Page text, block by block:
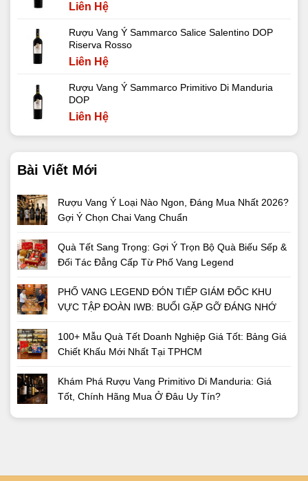
Liên Hệ
Rượu Vang Ý Sammarco Salice Salentino DOP
Riserva Rosso
Liên Hệ
Rượu Vang Ý Sammarco Primitivo Di Manduria
DOP
Liên Hệ
Bài Viết Mới
Rượu Vang Ý Loại Nào Ngon, Đáng Mua Nhất 2026?
Gợi Ý Chọn Chai Vang Chuẩn
Quà Tết Sang Trọng: Gợi Ý Trọn Bộ Quà Biếu Sếp &
Đối Tác Đẳng Cấp Từ Phố Vang Legend
PHỐ VANG LEGEND ĐÓN TIẾP GIÁM ĐỐC KHU
VỰC TẬP ĐOÀN IWB: BUỔI GẶP GỠ ĐÁNG NHỚ
100+ Mẫu Quà Tết Doanh Nghiệp Giá Tốt: Bảng Giá
Chiết Khấu Mới Nhất Tại TPHCM
Khám Phá Rượu Vang Primitivo Di Manduria: Giá
Tốt, Chính Hãng Mua Ở Đâu Uy Tín?